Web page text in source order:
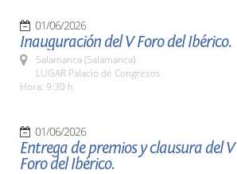
01/06/2026
Inauguración del V Foro del Ibérico.
Salamanca (Salamanca)
LUGAR Palacio de Congresos
Hora: 9:30 h.
01/06/2026
Entrega de premios y clausura del V
Foro del Ibérico.